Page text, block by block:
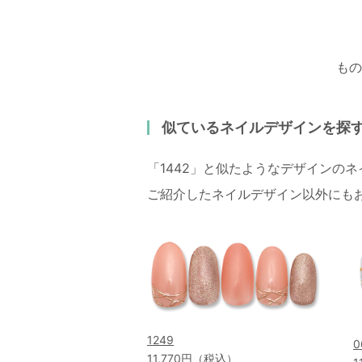
も
似ているネイルデザインを探
「1442」と似たようなデザインの
ご紹介したネイルデザイン以外に
1249
11,770円（税込）